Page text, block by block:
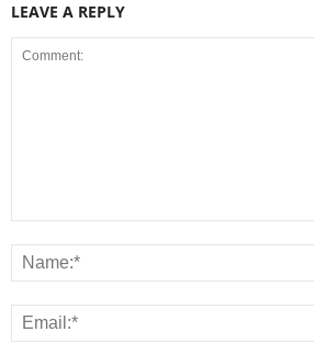
LEAVE A REPLY